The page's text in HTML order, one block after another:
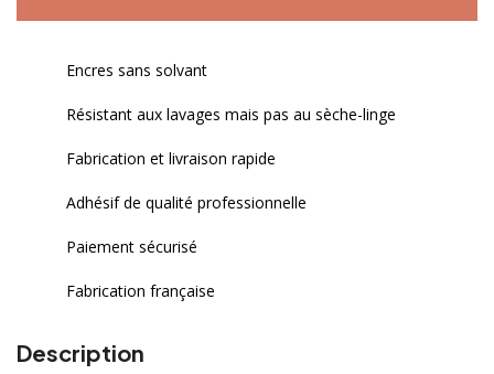
Encres sans solvant
Résistant aux lavages mais pas au sèche-linge
Fabrication et livraison rapide
Adhésif de qualité professionnelle
Paiement sécurisé
Fabrication française
Description